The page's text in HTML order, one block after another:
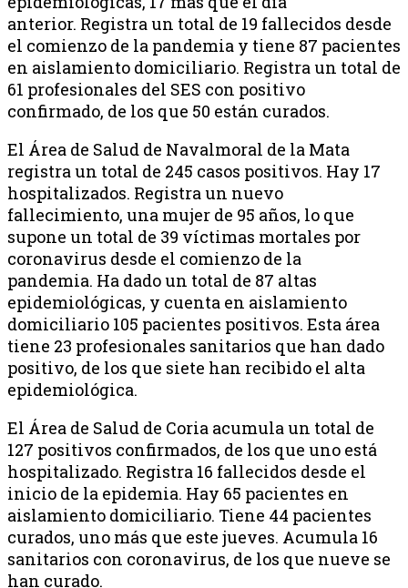
anterior. Registra un total de 19 fallecidos desde
el comienzo de la pandemia y tiene 87 pacientes
en aislamiento domiciliario. Registra un total de
61 profesionales del SES con positivo
confirmado, de los que 50 están curados.
El Área de Salud de Navalmoral de la Mata
registra un total de 245 casos positivos. Hay 17
hospitalizados. Registra un nuevo
fallecimiento, una mujer de 95 años, lo que
supone un total de 39 víctimas mortales por
coronavirus desde el comienzo de la
pandemia. Ha dado un total de 87 altas
epidemiológicas, y cuenta en aislamiento
domiciliario 105 pacientes positivos. Esta área
tiene 23 profesionales sanitarios que han dado
positivo, de los que siete han recibido el alta
epidemiológica.
El Área de Salud de Coria acumula un total de
127 positivos confirmados, de los que uno está
hospitalizado. Registra 16 fallecidos desde el
inicio de la epidemia. Hay 65 pacientes en
aislamiento domiciliario. Tiene 44 pacientes
curados, uno más que este jueves. Acumula 16
sanitarios con coronavirus, de los que nueve se
han curado.